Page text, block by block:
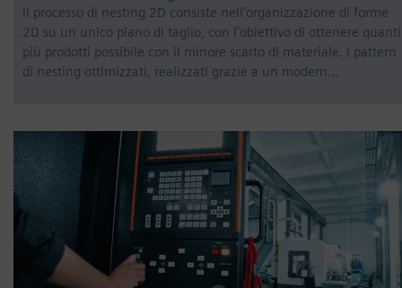
Il processo di nesting 2D consiste nell’organizzazione di forme
2D su un unico piano di taglio, con l’obiettivo di ottenere quanti
più prodotti possibile con il minore scarto di materiale. I pattern
di nesting ottimizzati, realizzati grazie a un modern…